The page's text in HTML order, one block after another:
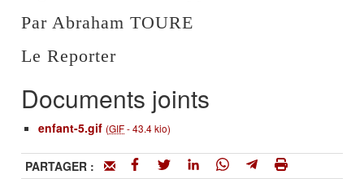
Par Abraham TOURE
Le Reporter
Documents joints
enfant-5.gif (GIF-43.4 kio)
PARTAGER :